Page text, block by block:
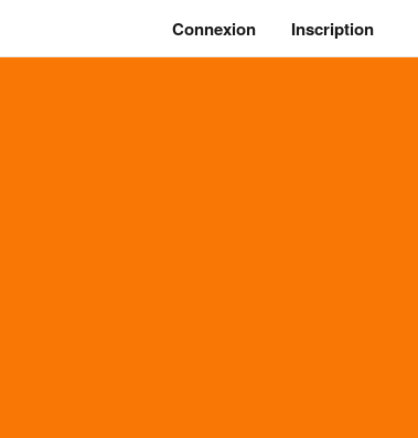
Connexion Inscription